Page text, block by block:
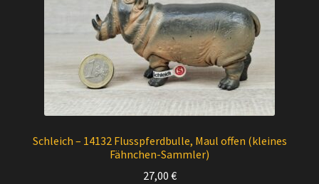
Schleich – 14132 Flusspferdbulle, Maul offen (kleines
Fähnchen-Sammler)
27,00 €